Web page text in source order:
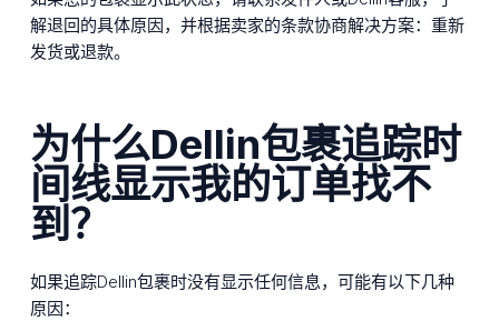
解退回的具体原因，并根据卖家的条款协商解决方案：重新
发货或退款。
为什么Dellin包裹追踪时
间线显示我的订单找不
到？
如果追踪Dellin包裹时没有显示任何信息，可能有以下几种
原因：